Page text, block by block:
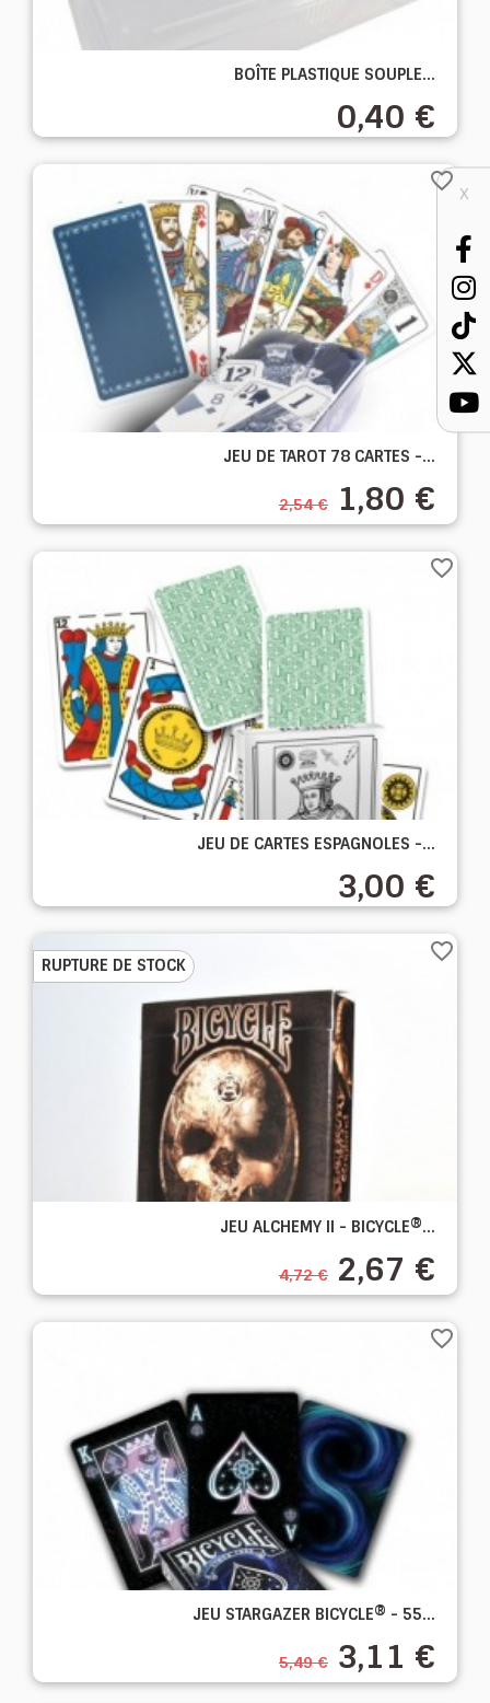
BOÎTE PLASTIQUE SOUPLE...
0,40 €
JEU DE TAROT 78 CARTES -...
2,54 € 1,80 €
favorite_border
JEU DE CARTES ESPAGNOLES -...
3,00 €
favorite_border
JEU ALCHEMY II - BICYCLE®...
4,72 € 2,67 €
RUPTURE DE STOCK
favorite_border
JEU STARGAZER BICYCLE® - 55...
5,49 € 3,11 €
favorite_border
X